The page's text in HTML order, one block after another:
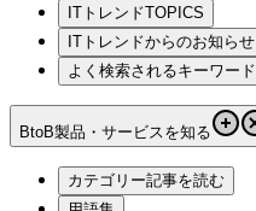
ITトレンドTOPICS
ITトレンドからのお知らせ
よく検索されるキーワード
BtoB製品・サービスを知る
カテゴリー記事を読む